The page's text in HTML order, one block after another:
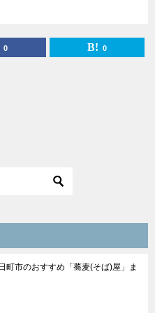
0 0
町市のおすすめ「蕎麦(そば)屋」ま